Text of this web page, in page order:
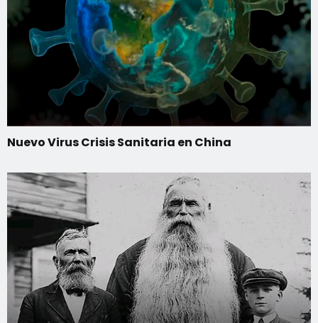
Nuevo Virus Crisis Sanitaria en China